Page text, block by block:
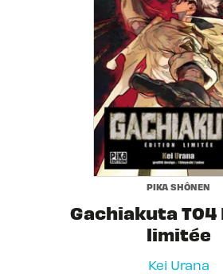
PIKA SHÔNEN
Gachiakuta
limitée
Kei Urana